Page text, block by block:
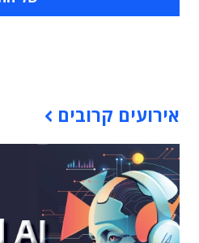
אירועים קרובים